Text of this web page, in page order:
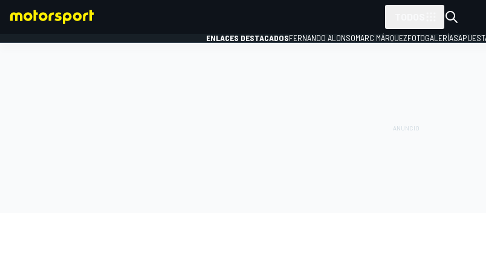
ENLACES DESTACADOSFERNANDO ALONSOMARC MÁRQUEZFOTOGALERÍAS